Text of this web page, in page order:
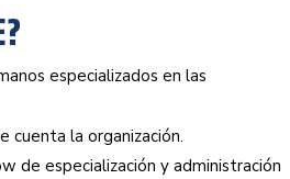
especializados en las
cuenta la organización.
de especialización y administración